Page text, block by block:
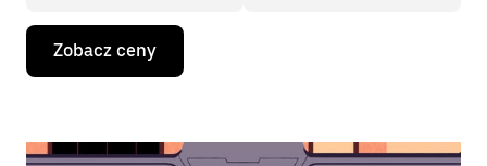
Naciśnij
klawisz
strzałki
do
Zobacz ceny